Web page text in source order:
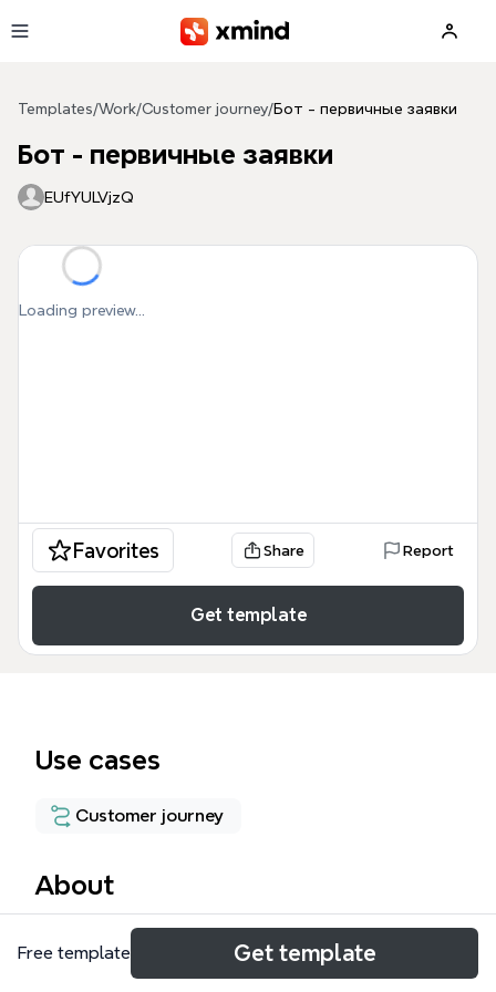
Templates/Work/Customer journey/Бот - первичные заявки
Бот - первичные заявки
EUfYULVjzQ
Loading preview...
Favorites Share Report
Get template
Use cases
Customer journey
About
Этот шаблон Xmind представляет собой
детальный сценарий чат-бота для
Free template Get template